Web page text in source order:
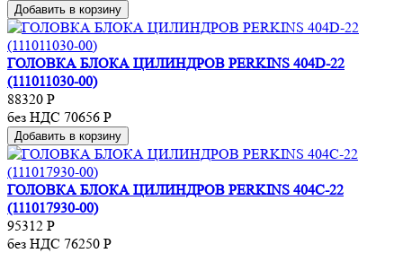
Добавить в корзину
ГОЛОВКА БЛОКА ЦИЛИНДРОВ PERKINS 404D-22
(111011030-00)
88320 Р
без НДС 70656 Р
Добавить в корзину
ГОЛОВКА БЛОКА ЦИЛИНДРОВ PERKINS 404C-22
(111017930-00)
95312 Р
без НДС 76250 Р